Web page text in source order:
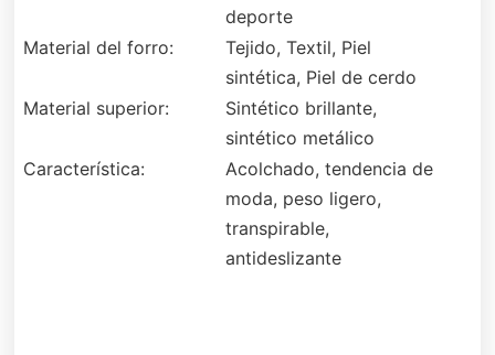
deporte
Material del forro:
Tejido, Textil, Piel
sintética, Piel de cerdo
Material superior:
Sintético brillante,
sintético metálico
Característica:
Acolchado, tendencia de
moda, peso ligero,
transpirable,
antideslizante